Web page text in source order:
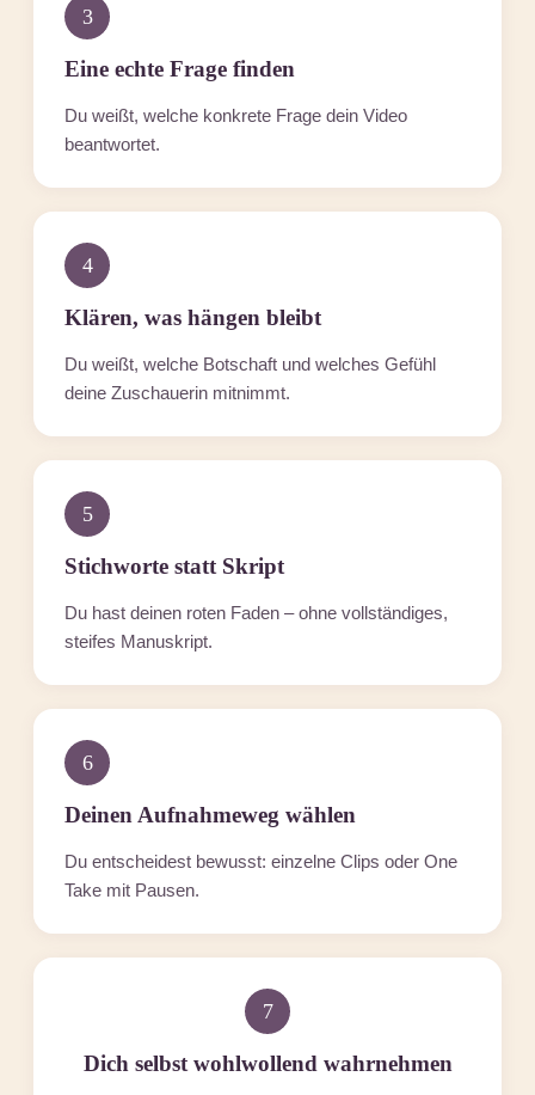
3
Eine echte Frage finden
Du weißt, welche konkrete Frage dein Video
beantwortet.
4
Klären, was hängen bleibt
Du weißt, welche Botschaft und welches Gefühl
deine Zuschauerin mitnimmt.
5
Stichworte statt Skript
Du hast deinen roten Faden – ohne vollständiges,
steifes Manuskript.
6
Deinen Aufnahmeweg wählen
Du entscheidest bewusst: einzelne Clips oder One
Take mit Pausen.
7
Dich selbst wohlwollend wahrnehmen